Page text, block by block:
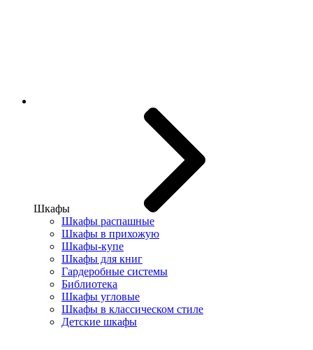
Шкафы
Шкафы распашные
Шкафы в прихожую
Шкафы-купе
Шкафы для книг
Гардеробные системы
Библиотека
Шкафы угловые
Шкафы в классическом стиле
Детские шкафы